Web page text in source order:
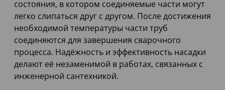
состояния, в котором соединяемые части могут
легко слипаться друг с другом. После достижения
необходимой температуры части труб
соединяются для завершения сварочного
процесса. Надёжность и эффективность насадки
делают её незаменимой в работах, связанных с
инженерной сантехникой.